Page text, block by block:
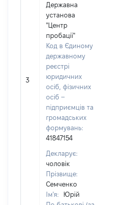
3
Державна
установа
"Центр
пробації"
Код в Єдиному
державному
реєстрі
юридичних
осіб, фізичних
осіб –
підприємців та
громадських
формувань:
41847154
Декларує:
чоловік
Прізвище:
Семченко
Ім'я:
Юрій